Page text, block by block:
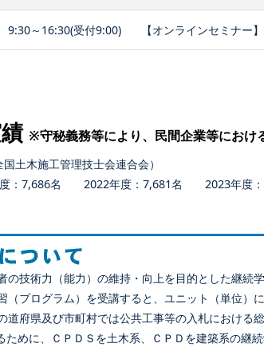
9:30～16:30(受付9:00) 【オンラインセミナー
※守秘義務等により、民間企業等におけ
土木施工管理技士会連合会）
7,686名 2022年度：7,681名 2023年度：
の技術力（能力）の維持・向上を目的とした継
（プログラム）を受講すると、ユニット（単位）
道府県及び市町村では公共工事等の入札における
めに、ＣＰＤＳを土木系、ＣＰＤを建築系の継